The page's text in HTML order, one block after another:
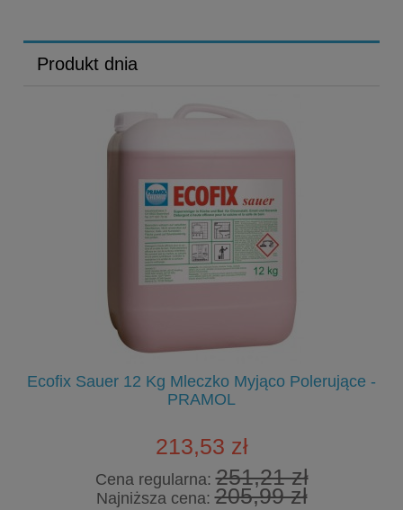
Produkt dnia
Ecofix Sauer 12 Kg Mleczko Myjąco Polerujące -
PRAMOL
213,53 zł
Cena regularna:251,21 zł
Najniższa cena:205,99 zł